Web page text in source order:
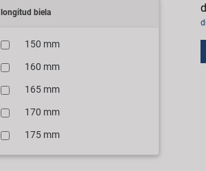
longitud biela
150 mm
160 mm
165 mm
170 mm
175 mm